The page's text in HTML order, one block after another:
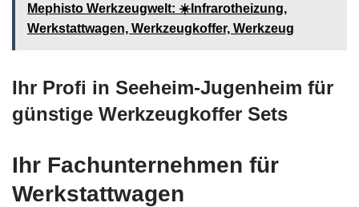
Mephisto Werkzeugwelt: ☀️Infrarotheizung,
Werkstattwagen, Werkzeugkoffer, Werkzeug
Ihr Profi in Seeheim-Jugenheim für
günstige Werkzeugkoffer Sets
Ihr Fachunternehmen für
Werkstattwagen